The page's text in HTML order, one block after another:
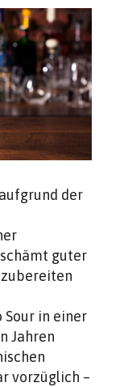
der
guter
Sour in einer
Jahren
vorzüglich –